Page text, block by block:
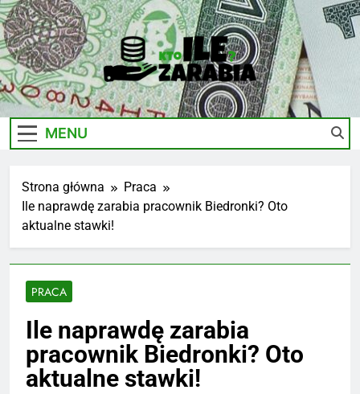
Skip
to
content
Ile-
Zarabia.edu.pl
Zarobki Gwiazd, Ciekawostki I Biznes
MENU
Strona główna
Praca
Ile naprawdę zarabia pracownik Biedronki? Oto
aktualne stawki!
PRACA
Ile naprawdę zarabia
pracownik Biedronki? Oto
aktualne stawki!